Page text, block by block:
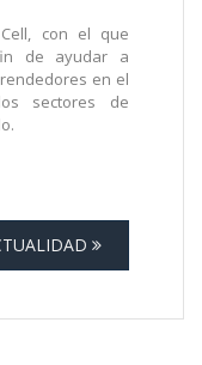
con el que
de ayudar a
en el
sectores de